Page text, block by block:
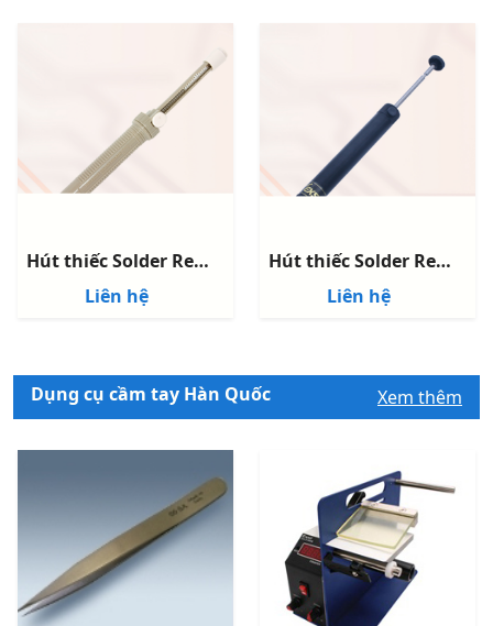
Hút thiếc Solder Remover DS-1040
Liên hệ
Hút thiếc Solder Remover DS-1030
Liên hệ
Dụng cụ cầm tay Hàn Quốc Xem thêm